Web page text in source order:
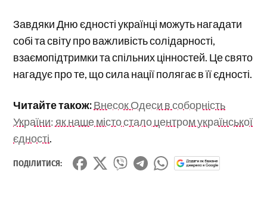
Завдяки Дню єдності українці можуть нагадати
собі та світу про важливість солідарності,
взаємопідтримки та спільних цінностей. Це свято
нагадує про те, що сила нації полягає в її єдності.
Читайте також:Внесок Одеси в соборність
України: як наше місто стало центром української
єдності.
ПОДІЛИТИСЯ: